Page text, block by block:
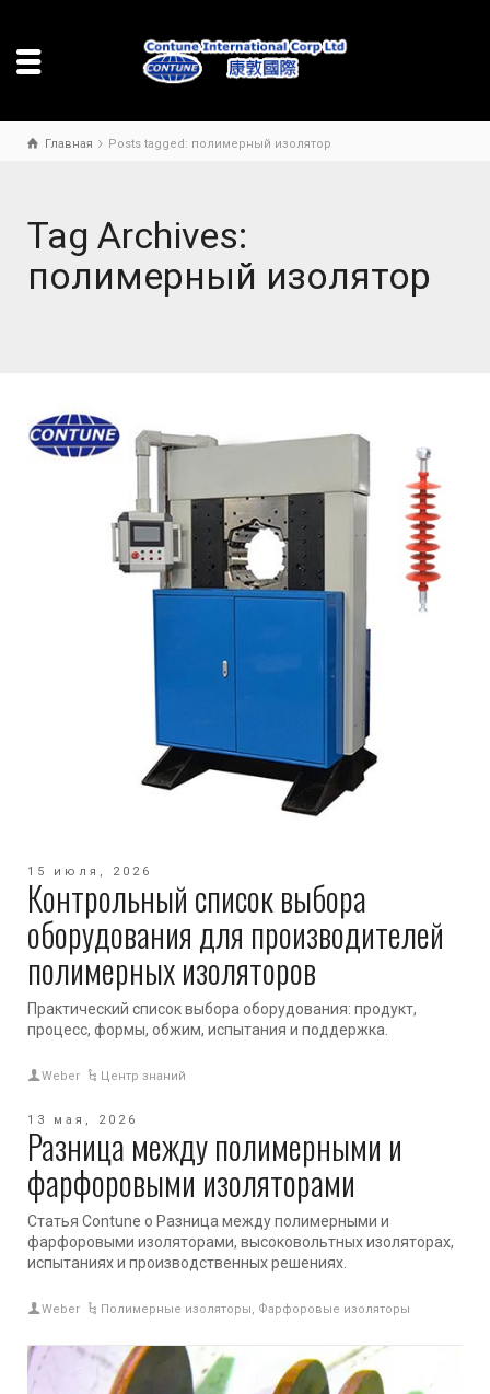
Главная Posts tagged: полимерный изолятор
Tag Archives:
полимерный изолятор
15 июля, 2026
Контрольный список выбора
оборудования для производителей
полимерных изоляторов
Практический список выбора оборудования: продукт,
процесс, формы, обжим, испытания и поддержка.
Weber Центр знаний
13 мая, 2026
Разница между полимерными и
фарфоровыми изоляторами
Статья Contune о Разница между полимерными и
фарфоровыми изоляторами, высоковольтных изоляторах,
испытаниях и производственных решениях.
Weber Полимерные изоляторы, Фарфоровые изоляторы